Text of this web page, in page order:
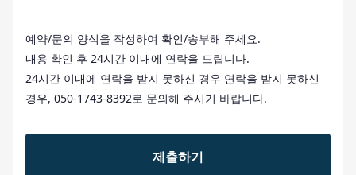
예약/문의 양식을 작성하여 확인/송부해 주세요.
내용 확인 후 24시간 이내에 연락을 드립니다.
24시간 이내에 연락을 받지 못하신 경우 연락을 받지 못하신
경우, 050-1743-8392로 문의해 주시기 바랍니다.